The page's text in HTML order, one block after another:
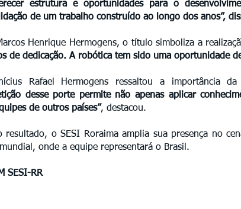
estrutura e oportunidades para o
de um trabalho construído ao longo dos anos”,
Henrique Hermogens, o título simboliza a
de dedicação. A robótica tem sido uma oportunidade
Rafael Hermogens ressaltou a importância da
desse porte permite não apenas aplicar
de outros países”, destacou.
resultado, o SESI Roraima amplia sua presença no
onde a equipe representará o Brasil.
SESI-RR